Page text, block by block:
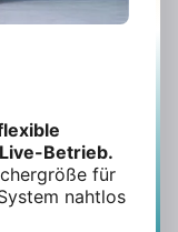
Betrieb.
für
nahtlos